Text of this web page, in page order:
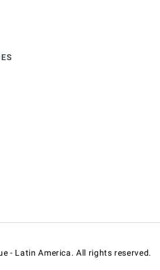
- Latin America. All rights reserved.